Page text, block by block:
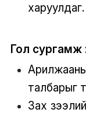
харуулдаг.
Гол сургамж
талбарыг
Зах